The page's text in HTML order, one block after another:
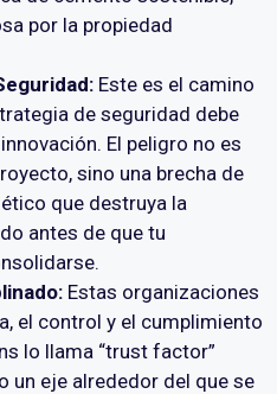
por la propiedad
Este es el camino
de seguridad debe
El peligro no es
sino una brecha de
que destruya la
antes de que tu
Estas organizaciones
el control y el cumplimiento
lo llama “trust factor”
un eje alrededor del que se